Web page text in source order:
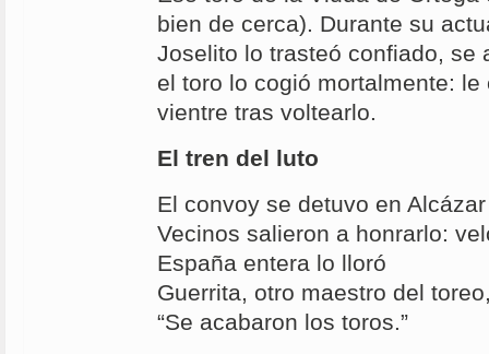
bien de cerca). Durante su
Joselito lo trasteó confiado, se
el toro lo cogió mortalmente:
vientre tras voltearlo.
El tren del luto
El convoy se detuvo en
Vecinos salieron a honrarlo:
España entera lo lloró
Guerrita, otro maestro del
“Se acabaron los toros.”